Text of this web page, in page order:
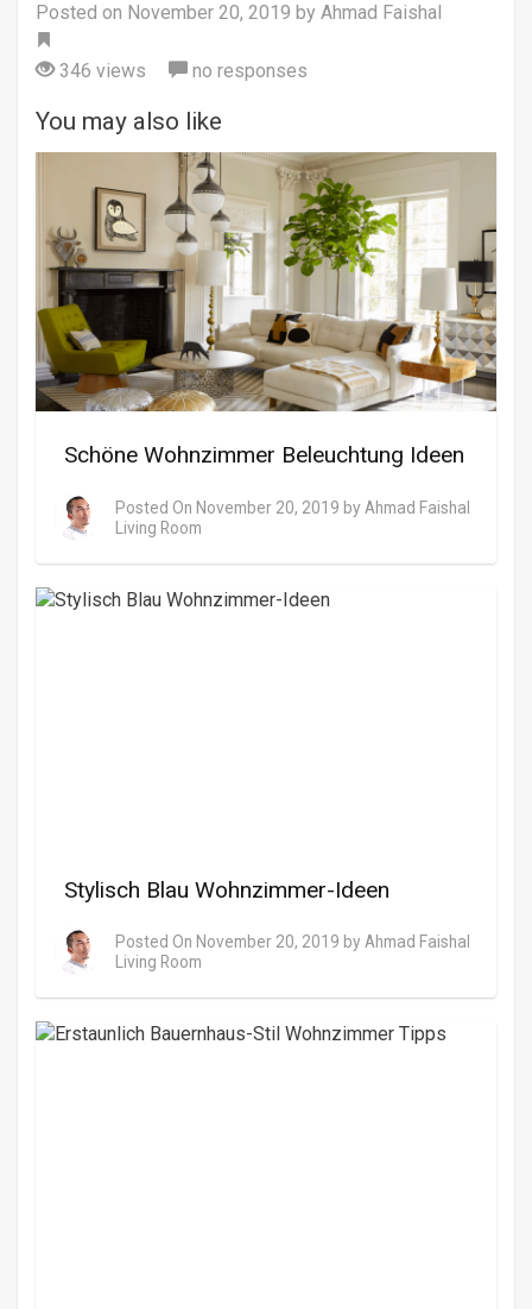
Posted on November 20, 2019 by Ahmad Faishal
346 views
no responses
You may also like
Schöne Wohnzimmer Beleuchtung Ideen
Posted On November 20, 2019 by Ahmad Faishal
Living Room
Stylisch Blau Wohnzimmer-Ideen
Posted On November 20, 2019 by Ahmad Faishal
Living Room